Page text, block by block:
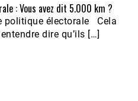
: Vous avez dit 5.000 km ?
politique électorale Cela
dire qu’ils […]